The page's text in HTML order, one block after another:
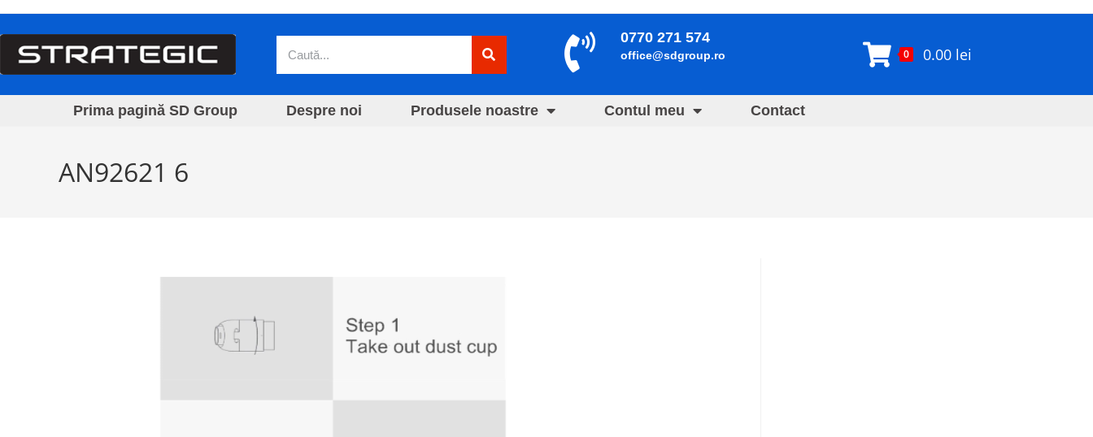
0770 271 574
office@sdgroup.ro 0 0.00 lei
Prima pagină SD Group Despre noi Produsele noastre Contul meu Contact
AN92621 6